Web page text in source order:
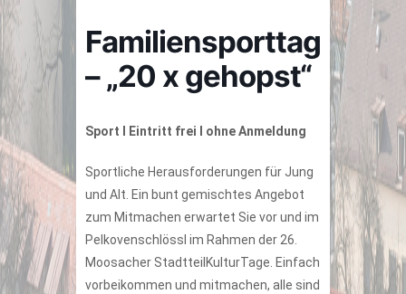
Familiensporttag
– „20 x gehopst“
Sport I Eintritt frei I ohne Anmeldung
Sportliche Herausforderungen für Jung
und Alt. Ein bunt gemischtes Angebot
zum Mitmachen erwartet Sie vor und im
Pelkovenschlössl im Rahmen der 26.
Moosacher StadtteilKulturTage. Einfach
vorbeikommen und mitmachen, alle sind